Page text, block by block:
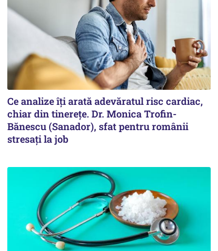
Ce analize îți arată adevăratul risc cardiac,
chiar din tinerețe. Dr. Monica Trofin-
Bănescu (Sanador), sfat pentru românii
stresați la job